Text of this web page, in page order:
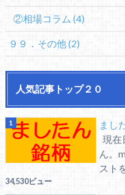
②相場コラム (4)
９９．その他(2)
人気記事トップ２０
まし
現在
ん。
スト
34,530ビュー